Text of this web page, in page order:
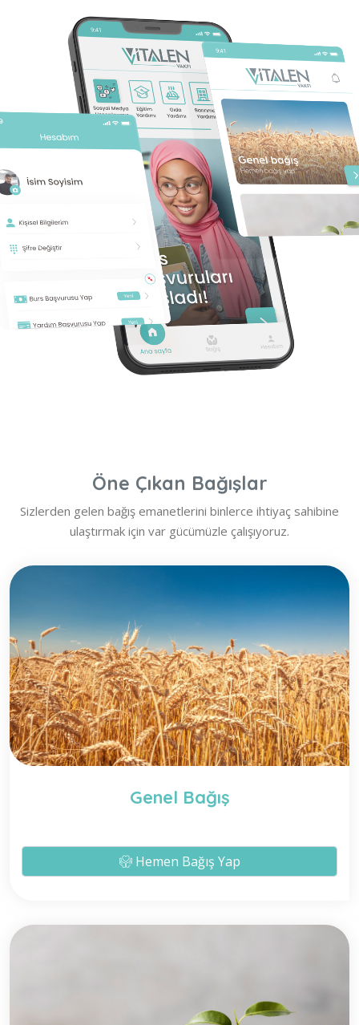
Öne Çıkan Bağışlar
Sizlerden gelen bağış emanetlerini binlerce ihtiyaç sahibine
ulaştırmak için var gücümüzle çalışıyoruz.
Genel Bağış
Hemen Bağış Yap